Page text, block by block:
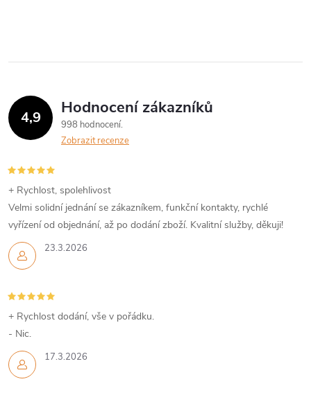
4,9 Hodnocení zákazníků
998 hodnocení
Zobrazit recenze
23.3.2026
+ Rychlost, spolehlivost
Velmi solidní jednání se zákazníkem, funkční kontakty, rychlé
vyřízení od objednání, až po dodání zboží. Kvalitní služby, děkuji!
17.3.2026
+ Rychlost dodání, vše v pořádku.
- Nic.